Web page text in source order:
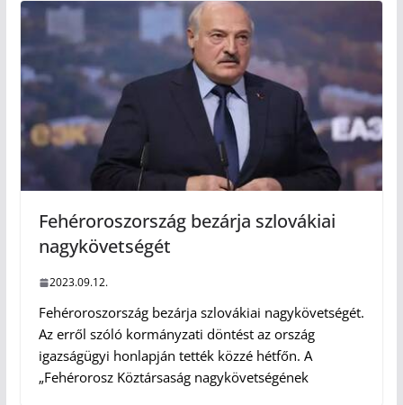
Fehéroroszország bezárja szlovákiai
nagykövetségét
2023.09.12.
Fehéroroszország bezárja szlovákiai nagykövetségét.
Az erről szóló kormányzati döntést az ország
igazságügyi honlapján tették közzé hétfőn. A
„Fehérorosz Köztársaság nagykövetségének